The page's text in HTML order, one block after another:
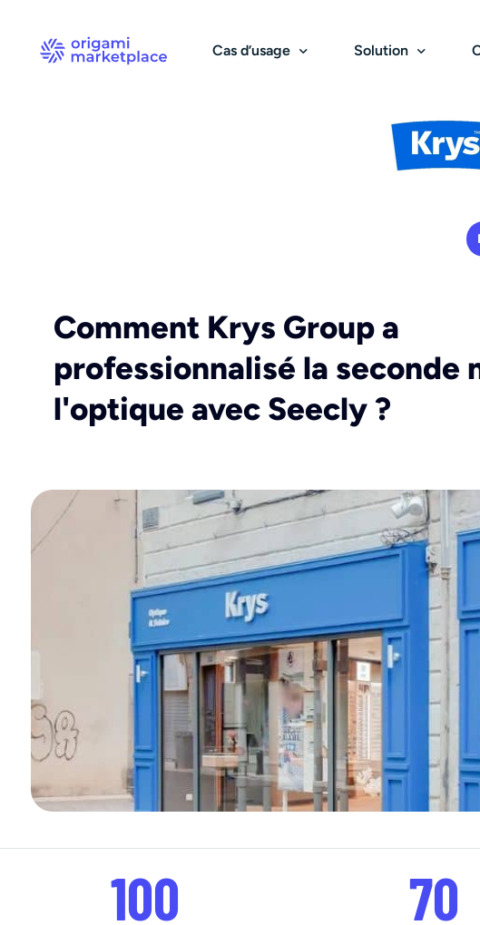
Cas d’usage
B2C & Services
Marketplace
Réseau de
Solution
Parcours
Comment Krys Group a
professionnalisé la seconde
l'optique avec Seecly ?
100 70